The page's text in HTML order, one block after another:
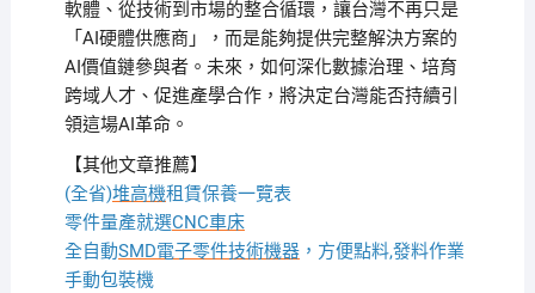
軟體、從技術到市場的整合循環，讓台灣不再只是
「AI硬體供應商」，而是能夠提供完整解決方案的
AI價值鏈參與者。未來，如何深化數據治理、培育
跨域人才、促進產學合作，將決定台灣能否持續引
領這場AI革命。
【其他文章推薦】
(全省)堆高機租賃保養一覽表
零件量產就選CNC車床
全自動SMD電子零件技術機器，方便點料,發料作業
手動包裝機